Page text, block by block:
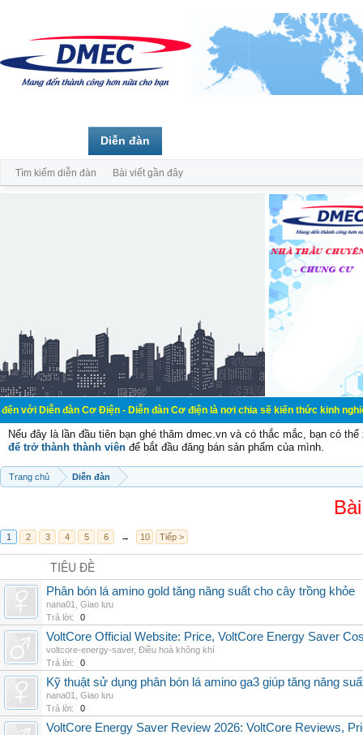
đàn Cơ Điện - Diễn đàn Cơ điện là nơi chia sẽ kiến thức kinh nghiệm
Nếu đây là lần đầu tiên bạn ghé thăm dmec.vn và có thắc mắc, bạn có
để trở thành thành viên để bắt đầu đăng bán sản phẩm của mình.
Trang chủ Diễn đàn
1 2 3 4 5 6 → 10 Tiếp >
TIÊU ĐỀ
Phân bón lá amino gold tăng năng suất cho cây trồng khỏe
nana01
Giao lưu
Trả lời:
0
VoltCore Official Website: Price, VoltCore Energy Saver
voltcore-energy-saver, Điều hoà không khí
Trả lời:
0
Kỹ thuật sử dụng phân bón lá amino ga3 giúp tăng năng
nana01
Giao lưu
Trả lời:
0
VoltCore Energy Saver Review 2026: VoltCore Reviews,
Diễn đàn
Tìm kiếm diễn đàn Bài viết gần đây